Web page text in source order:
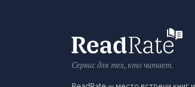
Сервис для тех, кто читает.